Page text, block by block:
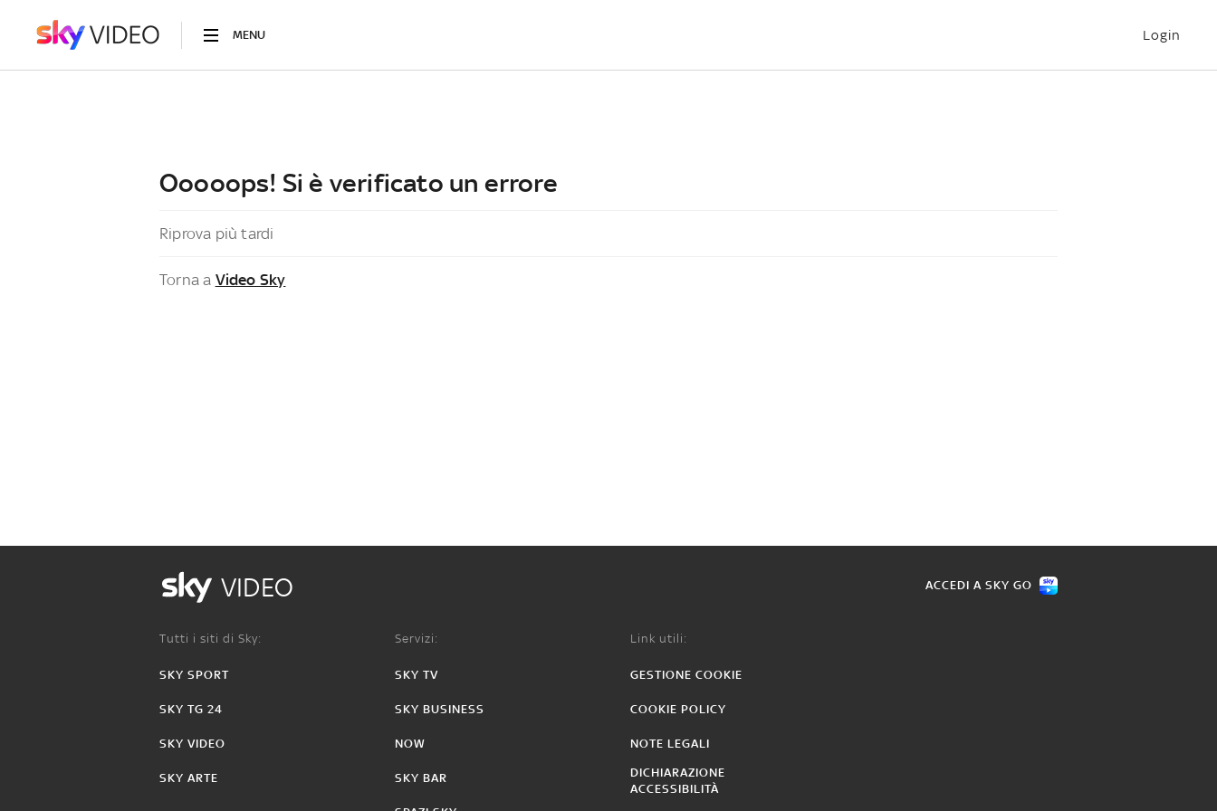
MENU Login
Ooooops! Si è verificato un errore
Riprova più tardi
Torna a Video Sky
VIDEO ACCEDI A SKY GO
Tutti i siti di Sky:
SKY SPORT
SKY TG 24
SKY VIDEO
SKY ARTE
Servizi:
SKY TV
SKY BUSINESS
NOW
SKY BAR
Link utili:
GESTIONE COOKIE
COOKIE POLICY
NOTE LEGALI
DICHIARAZIONE
ACCESSIBILITÀ